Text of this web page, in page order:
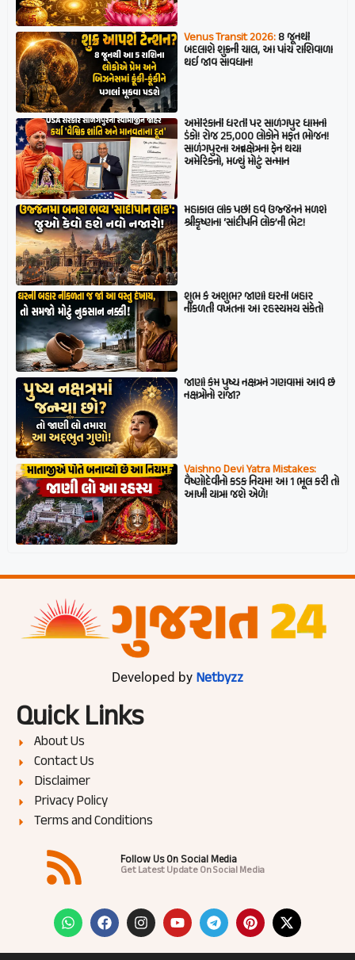
Venus Transit 2026:8 જૂનથી
બદલાશે શુક્રની ચાલ, આ પાંચ રાશિવાળા
થઈ જાવ સાવધાન!
અમેરિકાની ધરતી પર સાળંગપુર ધામનો
ડંકો! રોજ 25,000 લોકોને મફત ભોજન!
સાળંગપુરના અન્નક્ષેત્રના ફેન થયા
અમેરિકનો, મળ્યું મોટું સન્માન
મહાકાલ લોક પછી હવે ઉજ્જૈનને મળશે
શ્રીકૃષ્ણના ‘સાંદીપનિ લોક’ની ભેટ!
શુભ કે અશુભ? જાણો ઘરની બહાર
નીકળતી વખતના આ રહસ્યમય સંકેતો
જાણો કેમ પુષ્ય નક્ષત્રને ગણવામાં આવે છે
નક્ષત્રોનો રાજા?
Vaishno Devi Yatra Mistakes:
વૈષ્ણોદેવીનો કડક નિયમ! આ 1 ભૂલ કરી તો
આખી યાત્રા જશે એળે!
Developed by Netbyzz
Quick Links
About Us
Contact Us
Disclaimer
Privacy Policy
Terms and Conditions
Follow Us On Social Media
Get Latest Update On Social Media